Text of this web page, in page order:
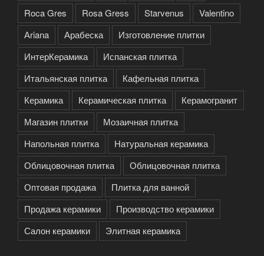
Roca Gres
Rosa Gress Starvenus
Valentino
Аriana
Арабеска
Изготовление плитки
ИнтерКерамика
Испанская плитка
Итальянская плитка
Кафельная плитка
Керамика
Керамическая плитка
Керамогранит
Магазин плитки
Мозаичная плитка
Напольная плитка
Натуральная керамика
Облицовочная плитка
Облицовочная плитка
Оптовая продажа
Плитка для ванной
Продажа керамики
Производство керамики
Салон керамики
Элитная керамика